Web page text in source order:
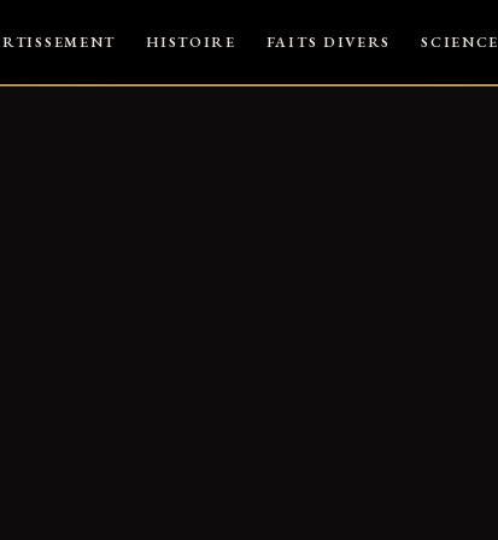
HISTOIRE FAITS DIVERS SCIENCE